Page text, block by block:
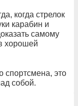
когда стрелок
карабин и
самому
хорошей
спортсмена, это
собой.